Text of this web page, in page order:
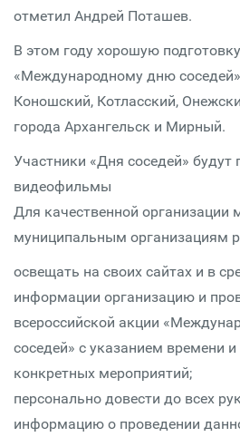
отметил Андрей Поташев.
В этом году хорошую
«Международному дню
Коношский, Котласский,
города Архангельск и Мирный.
Участники «Дня соседей» будут
видеофильмы
Для качественной организации
муниципальным организациям
освещать на своих сайтах и в
информации организацию и
всероссийской акции
соседей» с указанием времени
конкретных мероприятий;
персонально довести до всех
информацию о проведении